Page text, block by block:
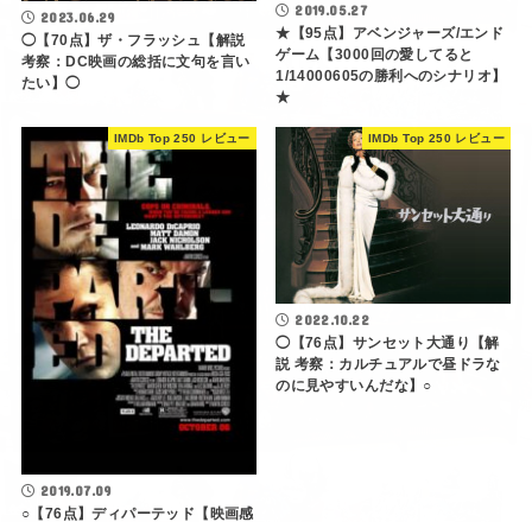
2023.06.29
◯【70点】ザ・フラッシュ【解説
考察：DC映画の総括に文句を言い
たい】◯
2019.05.27
★【95点】アベンジャーズ/エンド
ゲーム【3000回の愛してると
1/14000605の勝利へのシナリオ】
★
IMDb Top 250 レビュー
2019.07.09
○【76点】ディパーテッド【映画感
IMDb Top 250 レビュー
2022.10.22
◯【76点】サンセット大通り【解
説 考察：カルチュアルで昼ドラな
のに見やすいんだな】○